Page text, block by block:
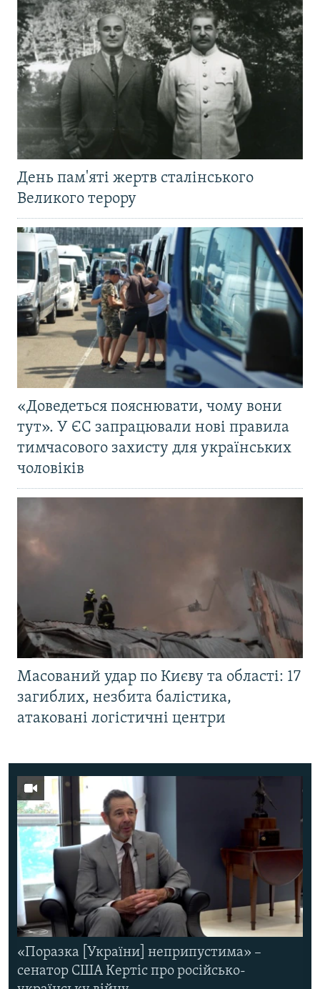
День пам'яті жертв сталінського
Великого терору
«Доведеться пояснювати, чому вони
тут». У ЄС запрацювали нові правила
тимчасового захисту для українських
чоловіків
Масований удар по Києву та області: 17
загиблих, незбита балістика,
атаковані логістичні центри
«Поразка [України] неприпустима» –
сенатор США Кертіс про російсько-